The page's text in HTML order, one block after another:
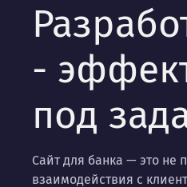
-
под
Сайт для банка — это не
взаимодействия с